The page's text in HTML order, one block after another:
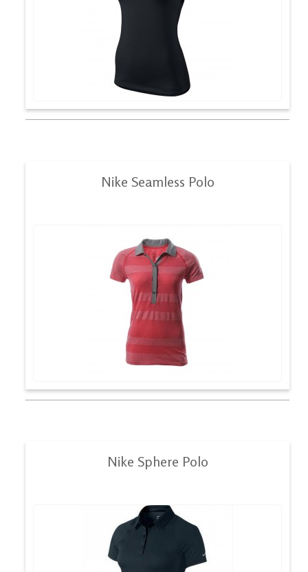
Nike Seamless Polo
Nike Sphere Polo